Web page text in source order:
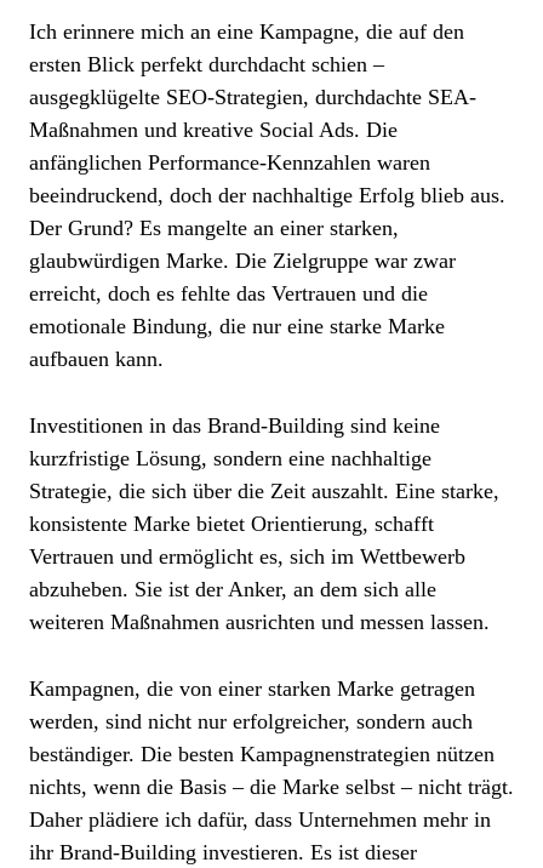
Ich erinnere mich an eine Kampagne, die auf den
ersten Blick perfekt durchdacht schien –
ausgegklügelte SEO-Strategien, durchdachte SEA-
Maßnahmen und kreative Social Ads. Die
anfänglichen Performance-Kennzahlen waren
beeindruckend, doch der nachhaltige Erfolg blieb aus.
Der Grund? Es mangelte an einer starken,
glaubwürdigen Marke. Die Zielgruppe war zwar
erreicht, doch es fehlte das Vertrauen und die
emotionale Bindung, die nur eine starke Marke
aufbauen kann.
Investitionen in das Brand-Building sind keine
kurzfristige Lösung, sondern eine nachhaltige
Strategie, die sich über die Zeit auszahlt. Eine starke,
konsistente Marke bietet Orientierung, schafft
Vertrauen und ermöglicht es, sich im Wettbewerb
abzuheben. Sie ist der Anker, an dem sich alle
weiteren Maßnahmen ausrichten und messen lassen.
Kampagnen, die von einer starken Marke getragen
werden, sind nicht nur erfolgreicher, sondern auch
beständiger. Die besten Kampagnenstrategien nützen
nichts, wenn die Basis – die Marke selbst – nicht trägt.
Daher plädiere ich dafür, dass Unternehmen mehr in
ihr Brand-Building investieren. Es ist dieser